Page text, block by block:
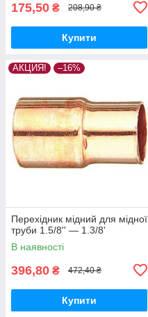
175,50 ₴ 208,90 ₴
Купити
АКЦИЯ! –16%
Перехідник мідний для мідної
труби 1.5/8'' — 1.3/8'
В наявності
396,80 ₴ 472,40 ₴
Купити